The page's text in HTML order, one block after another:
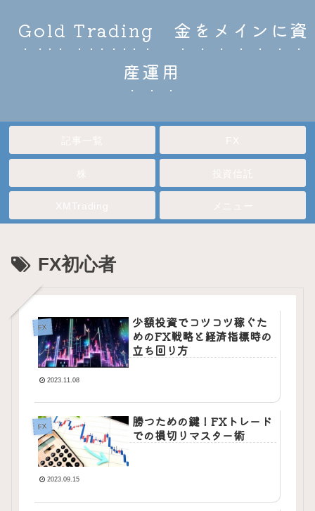
Gold Trading 金をメインに資
産運用
FX初心者
FX
少額投資でコツコツ稼ぐた
めのFX戦略と経済指標時の
立ち回り方
2023.11.08
FX
勝つための鍵！FXトレード
での損切りマスター術
2023.09.15